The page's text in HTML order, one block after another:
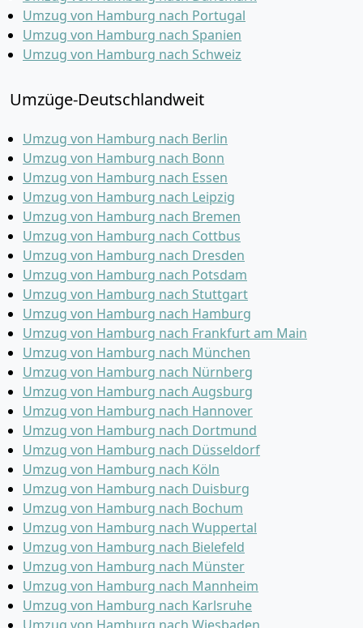
Umzug von Hamburg nach Portugal
Umzug von Hamburg nach Spanien
Umzug von Hamburg nach Schweiz
Umzüge-Deutschlandweit
Umzug von Hamburg nach Berlin
Umzug von Hamburg nach Bonn
Umzug von Hamburg nach Essen
Umzug von Hamburg nach Leipzig
Umzug von Hamburg nach Bremen
Umzug von Hamburg nach Cottbus
Umzug von Hamburg nach Dresden
Umzug von Hamburg nach Potsdam
Umzug von Hamburg nach Stuttgart
Umzug von Hamburg nach Hamburg
Umzug von Hamburg nach Frankfurt am Main
Umzug von Hamburg nach München
Umzug von Hamburg nach Nürnberg
Umzug von Hamburg nach Augsburg
Umzug von Hamburg nach Hannover
Umzug von Hamburg nach Dortmund
Umzug von Hamburg nach Düsseldorf
Umzug von Hamburg nach Köln
Umzug von Hamburg nach Duisburg
Umzug von Hamburg nach Bochum
Umzug von Hamburg nach Wuppertal
Umzug von Hamburg nach Bielefeld
Umzug von Hamburg nach Münster
Umzug von Hamburg nach Mannheim
Umzug von Hamburg nach Karlsruhe